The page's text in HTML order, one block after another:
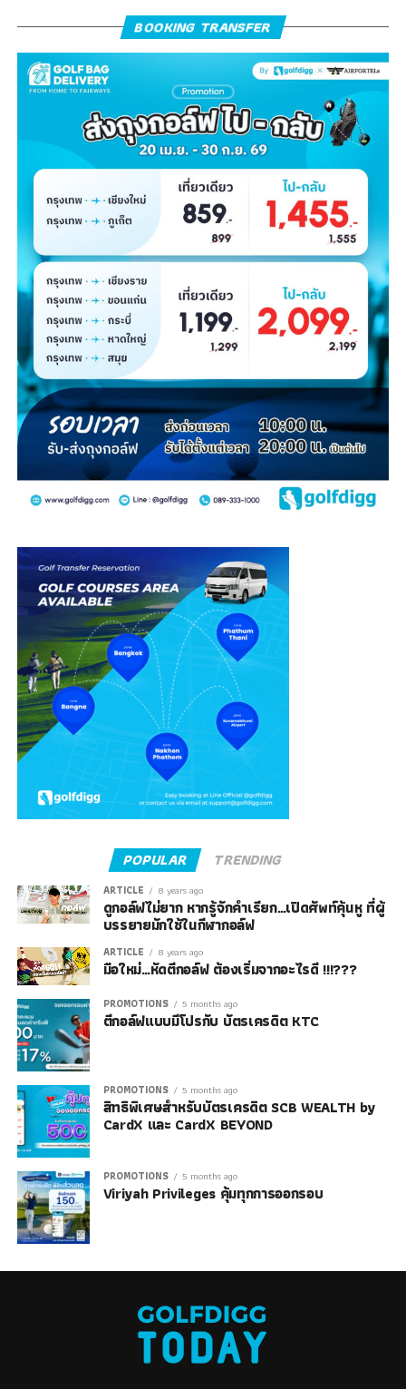
BOOKING TRANSFER
POPULAR TRENDING
ARTICLE 8 years ago
ดูกอล์ฟไม่ยาก หากรู้จักคำเรียก…เปิดศัพท์คุ้นหู ที่ผู้
บรรยายมักใช้ในกีฬากอล์ฟ
ARTICLE 8 years ago
มือใหม่…หัดตีกอล์ฟ ต้องเริ่มจากอะไรดี !!!???
PROMOTIONS 5 months ago
ตีกอล์ฟแบบมีโปรกับ บัตรเครดิต KTC
PROMOTIONS 5 months ago
สิทธิพิเศษสำหรับบัตรเครดิต SCB WEALTH by
CardX และ CardX BEYOND
PROMOTIONS 5 months ago
Viriyah Privileges คุ้มทุกการออกรอบ